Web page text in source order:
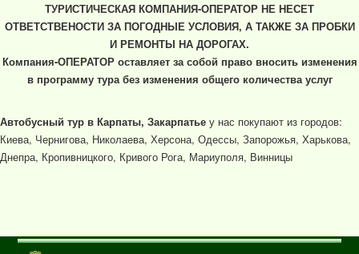
ТУРИСТИЧЕСКАЯ КОМПАНИЯ-ОПЕРАТОР НЕ НЕСЕТ
ОТВЕТСТВЕНОСТИ ЗА ПОГОДНЫЕ УСЛОВИЯ, А ТАКЖЕ ЗА ПРОБКИ
И РЕМОНТЫ НА ДОРОГАХ.
Компания-ОПЕРАТОР оставляет за собой право вносить изменения
в программу тура без изменения общего количества услуг
Автобусный тур в Карпаты, Закарпатье у нас покупают из городов:
Киева, Чернигова, Николаева, Херсона, Одессы, Запорожья, Харькова,
Днепра, Кропивницкого, Кривого Рога, Мариуполя, Винницы